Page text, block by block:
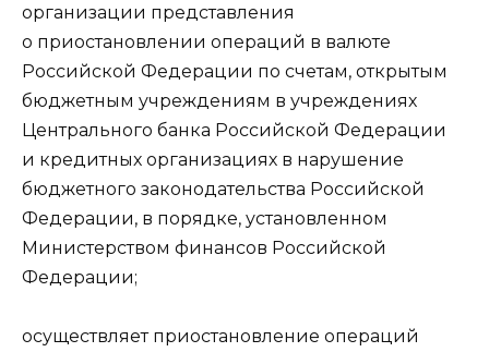
организации представления
о приостановлении операций в валюте
Российской Федерации по счетам, открытым
бюджетным учреждениям в учреждениях
Центрального банка Российской Федерации
и кредитных организациях в нарушение
бюджетного законодательства Российской
Федерации, в порядке, установленном
Министерством финансов Российской
Федерации;
осуществляет приостановление операций